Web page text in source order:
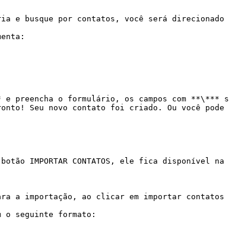
e busque por contatos, você será
preencha o formulário, os campos com **\***
Seu novo contato foi criado. Ou você
IMPORTAR CONTATOS, ele fica disponível
a importação, ao clicar em importar
o seguinte formato: